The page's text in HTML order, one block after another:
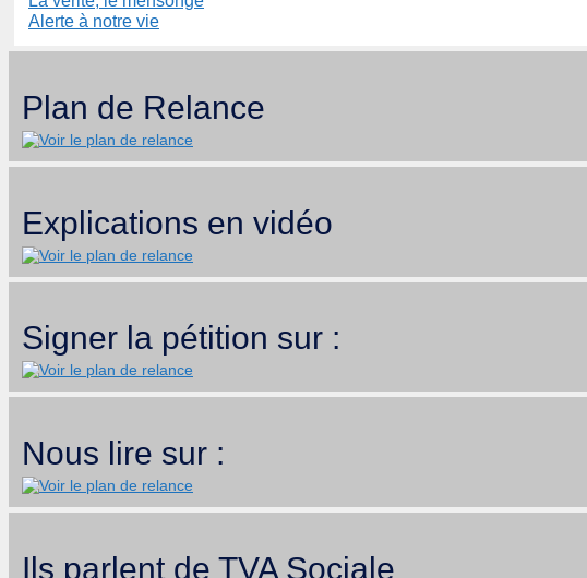
Alerte à notre vie
Plan de Relance
Explications en vidéo
Signer la pétition sur :
Nous lire sur :
Ils parlent de TVA Sociale